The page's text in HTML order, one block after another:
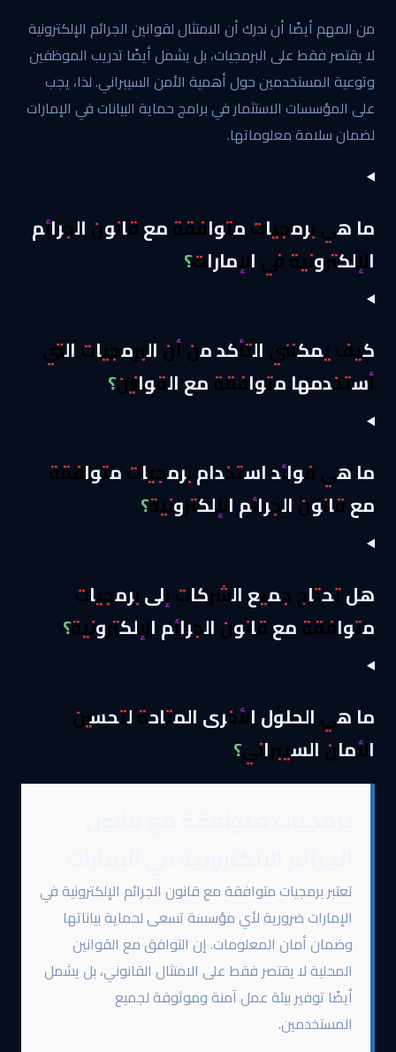
من المهم أيضًا أن ندرك أن الامتثال لقوانين الجرائم الإلكترونية
لا يقتصر فقط على البرمجيات، بل يشمل أيضًا تدريب الموظفين
وتوعية المستخدمين حول أهمية الأمن السيبراني. لذا، يجب
على المؤسسات الاستثمار في برامج حماية البيانات في الإمارات
لضمان سلامة معلوماتها.
ما هي برمجيات متوافقة مع قانون الجرائم
الإلكترونية في الإمارات؟
كيف يمكنني التأكد من أن البرمجيات التي
أستخدمها متوافقة مع القوانين؟
ما هي فوائد استخدام برمجيات متوافقة
مع قانون الجرائم الإلكترونية؟
هل تحتاج جميع الشركات إلى برمجيات
متوافقة مع قانون الجرائم الإلكترونية؟
ما هي الحلول الأخرى المتاحة لتحسين
الأمان السيبراني؟
تعتبر برمجيات متوافقة مع قانون الجرائم الإلكترونية في
الإمارات ضرورية لأي مؤسسة تسعى لحماية بياناتها
وضمان أمان المعلومات. إن التوافق مع القوانين
المحلية لا يقتصر فقط على الامتثال القانوني، بل يشمل
أيضًا توفير بيئة عمل آمنة وموثوقة لجميع
المستخدمين.